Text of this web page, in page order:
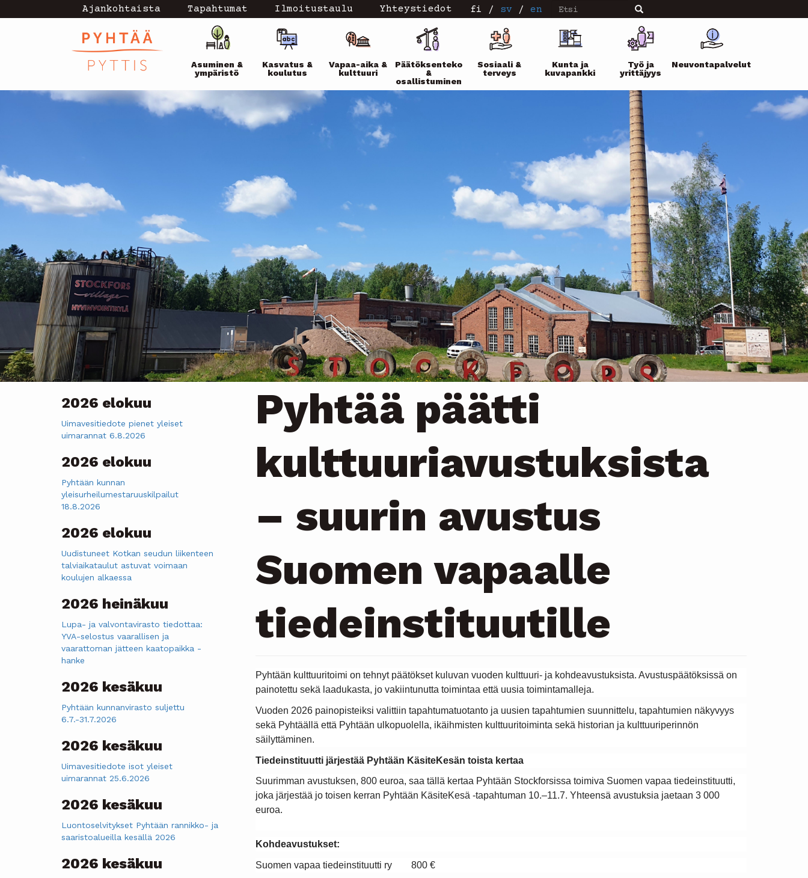
pääsisältöön
Topmenu
-
current
Ajankohtaista Tapahtumat Ilmoitustaulu Yhteystiedot fi / sv / en Etsi Etsi
Päävalikko
Asuminen &
ympäristö
Kasvatus &
koulutus
Vapaa-aika &
kulttuuri
Päätöksenteko
&
osallistuminen
Sosiaali &
terveys
Kunta ja
kuvapankki
Työ ja
yrittäjyys
Neuvontapalvelut
2026 elokuu
Uimavesitiedote pienet yleiset
uimarannat 6.8.2026
2026 elokuu
Pyhtään kunnan
yleisurheilumestaruuskilpailut
18.8.2026
2026 elokuu
Uudistuneet Kotkan seudun liikenteen
talviaikataulut astuvat voimaan
koulujen alkaessa
2026 heinäkuu
Lupa- ja valvontavirasto tiedottaa:
YVA-selostus vaarallisen ja
vaarattoman jätteen kaatopaikka -
hanke
2026 kesäkuu
Pyhtään kunnanvirasto suljettu
6.7.-31.7.2026
2026 kesäkuu
Uimavesitiedote isot yleiset
uimarannat 25.6.2026
2026 kesäkuu
Luontoselvitykset Pyhtään rannikko- ja
saaristoalueilla kesällä 2026
2026 kesäkuu
Pyhtää päätti
kulttuuriavustuksista
– suurin avustus
Suomen vapaalle
tiedeinstituutille
Pyhtään kulttuuritoimi on tehnyt päätökset kuluvan vuoden kulttuuri- ja kohdeavustuksista. Avustuspäätöksissä on
painotettu sekä laadukasta, jo vakiintunutta toimintaa että uusia toimintamalleja.
Vuoden 2026 painopisteiksi valittiin tapahtumatuotanto ja uusien tapahtumien suunnittelu, tapahtumien näkyvyys
sekä Pyhtäällä että Pyhtään ulkopuolella, ikäihmisten kulttuuritoiminta sekä historian ja kulttuuriperinnön
säilyttäminen.
Tiedeinstituutti järjestää Pyhtään KäsiteKesän toista kertaa
Suurimman avustuksen, 800 euroa, saa tällä kertaa Pyhtään Stockforsissa toimiva Suomen vapaa tiedeinstituutti,
joka järjestää jo toisen kerran Pyhtään KäsiteKesä -tapahtuman 10.–11.7. Yhteensä avustuksia jaetaan 3 000
euroa.
Kohdeavustukset:
Suomen vapaa tiedeinstituutti ry 800 €